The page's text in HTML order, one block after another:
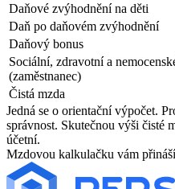
Daňové zvýhodnění na děti
Daň po daňovém zvýhodnění
Daňový bonus
Sociální, zdravotní a
(zaměstnanec)
Čistá mzda
Jedná se o orientační výpočet.
správnost. Skutečnou výši čisté
účetní.
Mzdovou kalkulačku vám přináší